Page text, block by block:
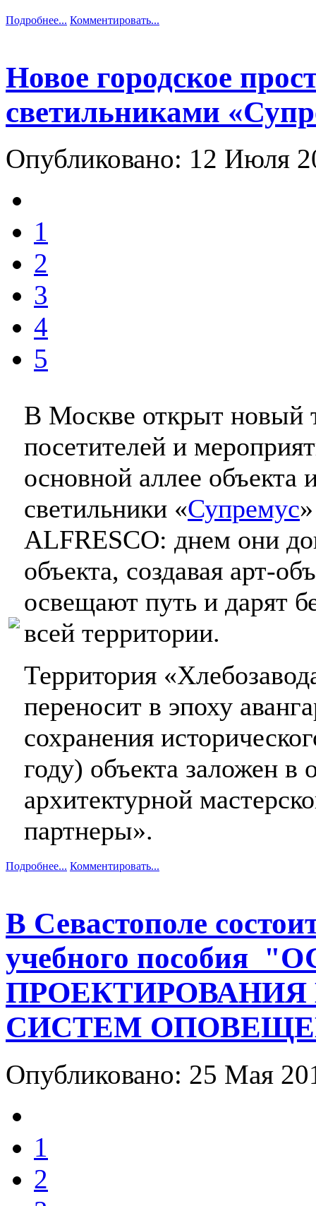
Подробнее... Комментировать...
Новое городское
светильниками
Опубликовано: 12 Июля
1
2
3
4
5
В Москве открыт новый
посетителей и
основной аллее объекта
светильники «Супремус
ALFRESCO: днем они
объекта, создавая арт-
освещают путь и дарят
всей территории.
Территория
переносит в эпоху
сохранения
году) объекта заложен в
архитектурной
партнеры».
Подробнее... Комментировать...
В Севастополе
учебного пособия
СИСТЕМ
Опубликовано: 25 Мая
1
2